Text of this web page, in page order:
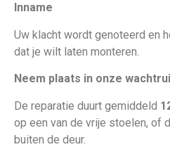
Inname
Uw klacht wordt genoteerd en
dat je wilt laten monteren.
Neem plaats in onze
De reparatie duurt gemiddeld
op een van de vrije stoelen, of
buiten de deur.